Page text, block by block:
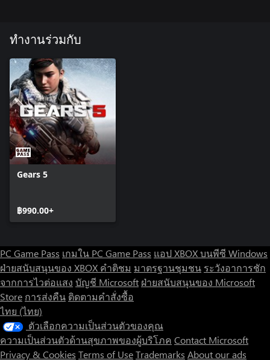
ทำงานร่วมกับ
Gears 5
฿990.00+
PC Game Pass เกมใน PC Game Pass แอป XBOX บนพีซี Windows
ฝ่ายสนับสนุนของ XBOX คำติชม มาตรฐานชุมชน ระวังอาการชัก
จากการไวต่อแสง บัญชี Microsoft ฝ่ายสนับสนุนของ Microsoft
Store การส่งคืน ติดตามคำสั่งซื้อ
ไทย (ไทย)
ตัวเลือกความเป็นส่วนตัวของคุณ
ความเป็นส่วนตัวด้านสุขภาพของผู้บริโภค Contact Microsoft
Privacy & Cookies Terms of UseTrademarks About our ads